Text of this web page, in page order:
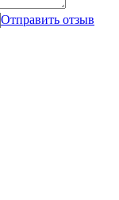
Отправить отзыв